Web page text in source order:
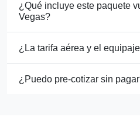
¿Qué incluye este paquete
Vegas?
¿La tarifa aérea y el
¿Puedo pre-cotizar sin